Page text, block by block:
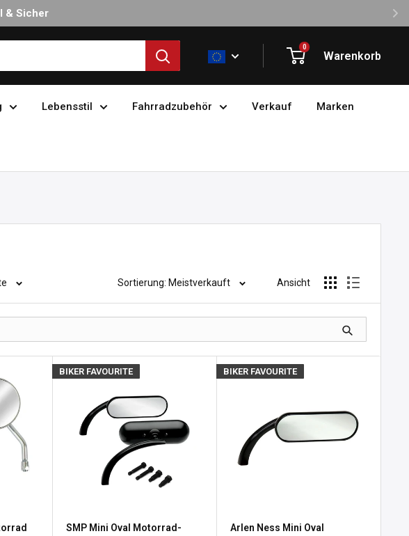
0
Warenkorb
Lebensstil Fahrradzubehör Verkauf Marken
Sortierung: Meistverkauft Ansicht
BIKER FAVOURITE
SMP Mini Oval Motorrad-
BIKER FAVOURITE
Arlen Ness Mini Oval